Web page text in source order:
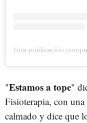
"Estamos a tope"
Fisioterapia, con
calmado y dice que